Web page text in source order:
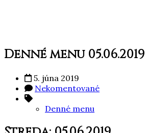
Denné menu 05.06.2019
5. júna 2019
Nekomentované
Denné menu